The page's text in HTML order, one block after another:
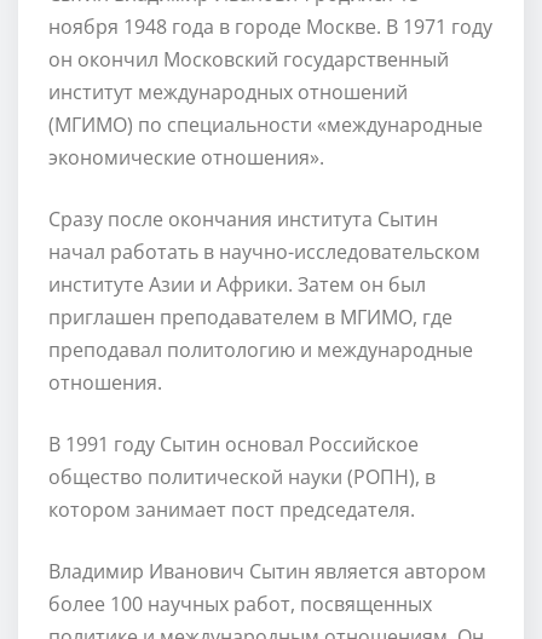
ноября 1948 года в городе Москве. В 1971 году
он окончил Московский государственный
институт международных отношений
(МГИМО) по специальности «международные
экономические отношения».
Сразу после окончания института Сытин
начал работать в научно-исследовательском
институте Азии и Африки. Затем он был
приглашен преподавателем в МГИМО, где
преподавал политологию и международные
отношения.
В 1991 году Сытин основал Российское
общество политической науки (РОПН), в
котором занимает пост председателя.
Владимир Иванович Сытин является автором
более 100 научных работ, посвященных